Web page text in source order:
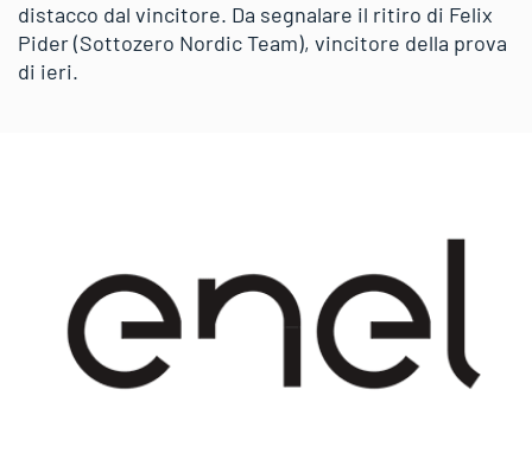
distacco dal vincitore. Da segnalare il ritiro di Felix
Pider (Sottozero Nordic Team), vincitore della prova
di ieri.